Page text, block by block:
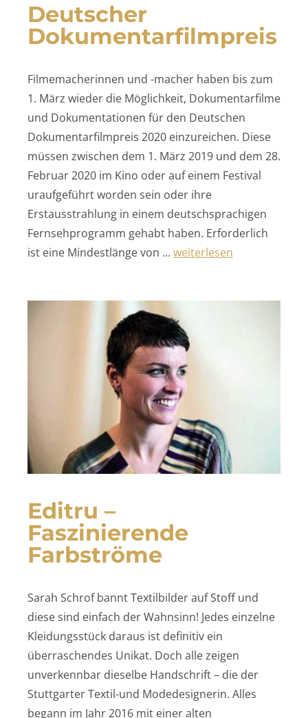
Deutscher
Dokumentarfilmpreis
Filmemacherinnen und -macher haben bis zum
1. März wieder die Möglichkeit, Dokumentarfilme
und Dokumentationen für den Deutschen
Dokumentarfilmpreis 2020 einzureichen. Diese
müssen zwischen dem 1. März 2019 und dem 28.
Februar 2020 im Kino oder auf einem Festival
uraufgeführt worden sein oder ihre
Erstausstrahlung in einem deutschsprachigen
Fernsehprogramm gehabt haben. Erforderlich
ist eine Mindestlänge von …„Deutscher
weiterlesen
Editru –
Faszinierende
Farbströme
Sarah Schrof bannt Textilbilder auf Stoff und
diese sind einfach der Wahnsinn! Jedes einzelne
Kleidungsstück daraus ist definitiv ein
überraschendes Unikat. Doch alle zeigen
unverkennbar dieselbe Handschrift – die der
Stuttgarter Textil-und Modedesignerin. Alles
begann im Jahr 2016 mit einer alten